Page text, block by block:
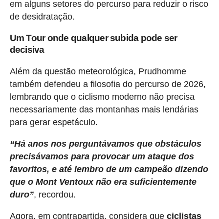
em alguns setores do percurso para reduzir o risco
de desidratação.
Um Tour onde qualquer subida pode ser
decisiva
Além da questão meteorológica, Prudhomme
também defendeu a filosofia do percurso de 2026,
lembrando que o ciclismo moderno não precisa
necessariamente das montanhas mais lendárias
para gerar espetáculo.
“Há anos nos perguntávamos que obstáculos
precisávamos para provocar um ataque dos
favoritos, e até lembro de um campeão dizendo
que o Mont Ventoux não era suficientemente
duro”, recordou.
Agora, em contrapartida, considera que ciclistas